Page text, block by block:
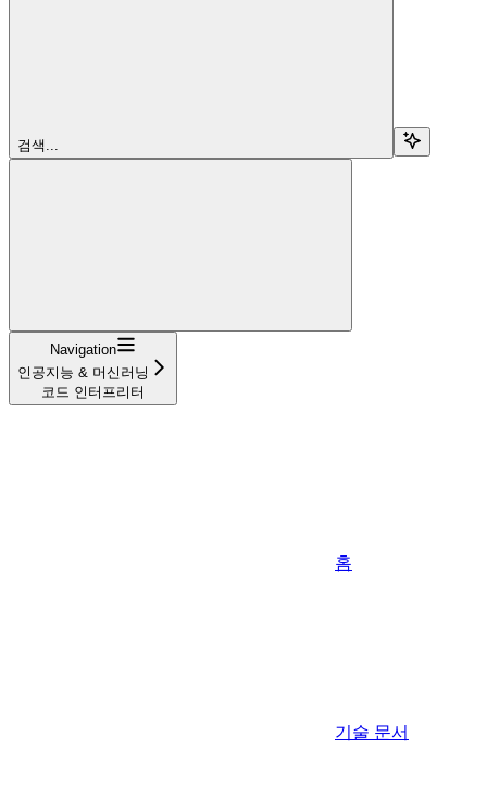
검색...
Navigation
인공지능 & 머신러닝
코드 인터프리터
홈
기술 문서